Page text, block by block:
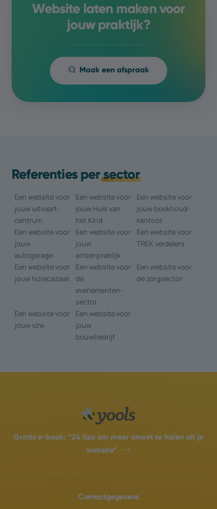
Website laten maken voor
jouw praktijk?
Maak een afspraak
Referenties persector
Een website voor
jouw uitvaart­
centrum
Een website voor
jouw Huis van
het Kind
Een website voor
jouw boekhoud­
kantoor
Een website voor
jouw
autogarage
Een website voor
jouw
artsenpraktijk
Een website voor
TREK verdelers
Een website voor
jouw horecazaak
Een website voor
de
evenementen­
sector
Een website voor
de zorg­sector
Een website voor
jouw vzw
Een website voor
jouw
bouwbedrijf
Gratis e-book: “24 tips om meer omzet te halen uit je
website”
Contactgegevens